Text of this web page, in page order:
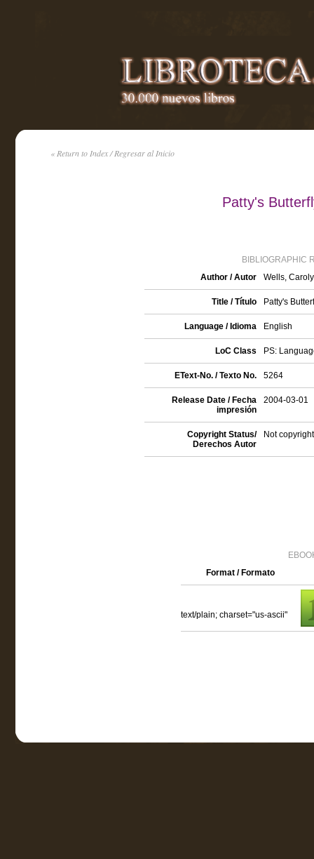
« Return to Index / Regresar al Inicio
Patty's
BIBLIOGRAPHIC
Author / Autor
Wells,
Title / Título Patty's
Language / Idioma English
LoC Class PS:
EText-No. / Texto No. 5264
Release Date / Fecha
impresión
2004-03-01
Copyright Status/
Derechos Autor
Not
Format / Formato
text/plain; charset="us-ascii"